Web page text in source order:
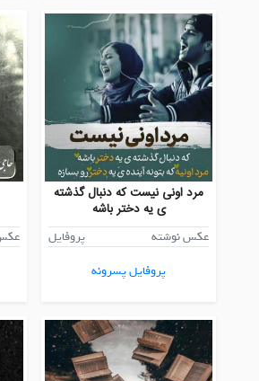
مرد اونی نیست که دنبال گذشته
ی یه دختر باشه
عکس نوشته
پروفایل
پروفایل پسرونه